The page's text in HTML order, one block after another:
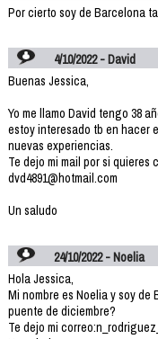
Por cierto soy de Barcelona
4/10/2022 - David
Buenas Jessica,
Yo me llamo David tengo 38
estoy interesado tb en hacer
nuevas experiencias.
Te dejo mi mail por si quieres
dvd4891@hotmail.com
Un saludo
24/10/2022 - Noelia
Hola Jessica,
Mi nombre es Noelia y soy
puente de diciembre?
Te dejo mi